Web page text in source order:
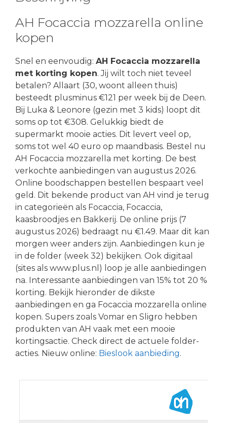
AH Focaccia mozzarella online
kopen
Snel en eenvoudig: AH Focaccia mozzarella
met korting kopen. Jij wilt toch niet teveel
betalen? Allaart (30, woont alleen thuis)
besteedt plusminus €121 per week bij de Deen.
Bij Luka & Leonore (gezin met 3 kids) loopt dit
soms op tot €308. Gelukkig biedt de
supermarkt mooie acties. Dit levert veel op,
soms tot wel 40 euro op maandbasis. Bestel nu
AH Focaccia mozzarella met korting. De best
verkochte aanbiedingen van augustus 2026.
Online boodschappen bestellen bespaart veel
geld. Dit bekende product van AH vind je terug
in categorieën als Focaccia, Focaccia,
kaasbroodjes en Bakkerij. De online prijs (7
augustus 2026) bedraagt nu €1.49. Maar dit kan
morgen weer anders zijn. Aanbiedingen kun je
in de folder (week 32) bekijken. Ook digitaal
(sites als www.plus.nl) loop je alle aanbiedingen
na. Interessante aanbiedingen van 15% tot 20 %
korting. Bekijk hieronder de dikste
aanbiedingen en ga Focaccia mozzarella online
kopen. Supers zoals Vomar en Sligro hebben
produkten van AH vaak met een mooie
kortingsactie. Check direct de actuele folder-
acties. Nieuw online: Bieslook aanbieding.